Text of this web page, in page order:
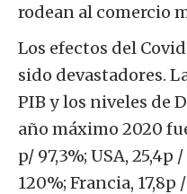
rodean al comercio
Los efectos del
sido devastadores.
PIB y los niveles de
año máximo 2020
p/ 97,3%; USA, 25,4p
120%; Francia, 17,8p